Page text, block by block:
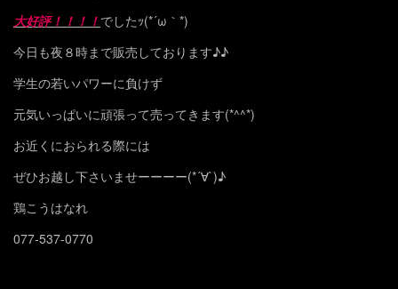
大好評！！！！ でしたｯ(*´ω｀*)
今日も夜８時まで販売しております♪♪
学生の若いパワーに負けず
元気いっぱいに頑張って売ってきます(*^^*)
お近くにおられる際には
ぜひお越し下さいませーーーー(*´∀`)♪
鶏こうはなれ
077-537-0770